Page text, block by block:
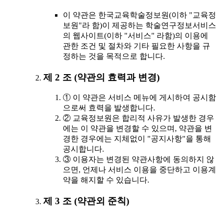
이 약관은 한국교육학술정보원(이하 "교육정
보원"라 함)이 제공하는 학술연구정보서비스
의 웹사이트(이하 "서비스" 라함)의 이용에
관한 조건 및 절차와 기타 필요한 사항을 규
정하는 것을 목적으로 합니다.
제 2 조 (약관의 효력과 변경)
① 이 약관은 서비스 메뉴에 게시하여 공시함
으로써 효력을 발생합니다.
② 교육정보원은 합리적 사유가 발생한 경우
에는 이 약관을 변경할 수 있으며, 약관을 변
경한 경우에는 지체없이 "공지사항"을 통해
공시합니다.
③ 이용자는 변경된 약관사항에 동의하지 않
으면, 언제나 서비스 이용을 중단하고 이용계
약을 해지할 수 있습니다.
제 3 조 (약관외 준칙)